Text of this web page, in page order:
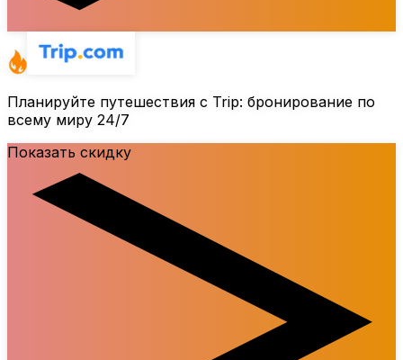
Планируйте путешествия с Trip: бронирование по
всему миру 24/7
Показать скидку